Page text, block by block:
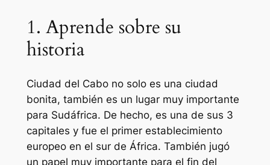
1. Aprende sobre su
historia
Ciudad del Cabo no solo es una ciudad
bonita, también es un lugar muy importante
para Sudáfrica. De hecho, es una de sus 3
capitales y fue el primer establecimiento
europeo en el sur de África. También jugó
un papel muy importante para el fin del